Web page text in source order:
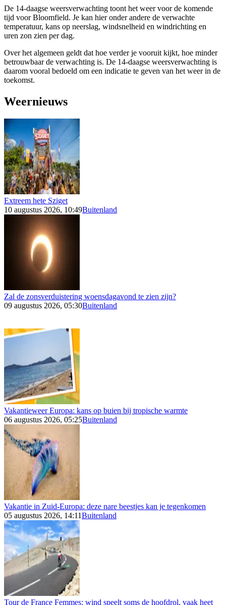
De 14-daagse weersverwachting toont het weer voor de komende
tijd voor Bloomfield. Je kan hier onder andere de verwachte
temperatuur, kans op neerslag, windsnelheid en windrichting en
uren zon zien per dag.
Over het algemeen geldt dat hoe verder je vooruit kijkt, hoe minder
betrouwbaar de verwachting is. De 14-daagse weersverwachting is
daarom vooral bedoeld om een indicatie te geven van het weer in de
toekomst.
Weernieuws
Extreem hete Sziget
10 augustus 2026, 10:49Buitenland
Zal de zonsverduistering woensdagavond te zien zijn?
09 augustus 2026, 05:30Buitenland
Vakantieweer Europa: kans op buien bij tropische warmte
06 augustus 2026, 05:25Buitenland
Vakantie in Zuid-Europa: deze nare beestjes kan je tegenkomen
05 augustus 2026, 14:11Buitenland
Tour de France Femmes: wind speelt soms de hoofdrol, vaak heet